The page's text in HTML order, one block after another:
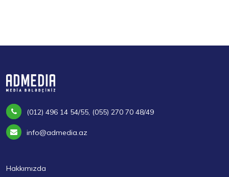
(012) 496 14 54/55, (055) 270 70 48/49
info@admedia.az
Hakkımızda